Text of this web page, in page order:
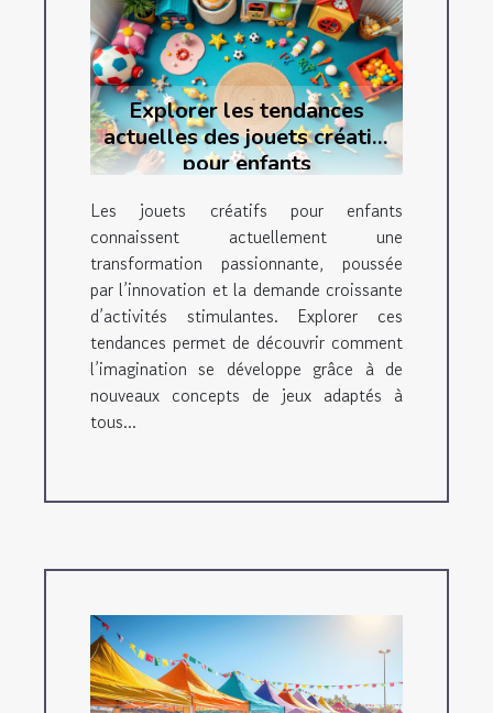
Explorer les tendances
actuelles des jouets créatifs
pour enfants
Les jouets créatifs pour enfants
connaissent actuellement une
transformation passionnante, poussée
par l’innovation et la demande croissante
d’activités stimulantes. Explorer ces
tendances permet de découvrir comment
l’imagination se développe grâce à de
nouveaux concepts de jeux adaptés à
tous...